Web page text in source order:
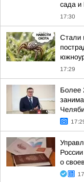
сада и
17:30
Стали
17:29
Более
о